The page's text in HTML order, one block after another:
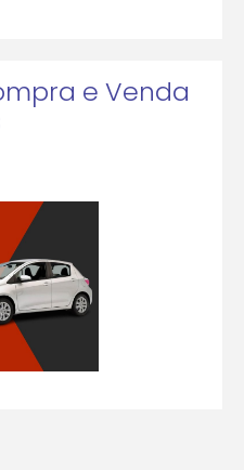
e Venda